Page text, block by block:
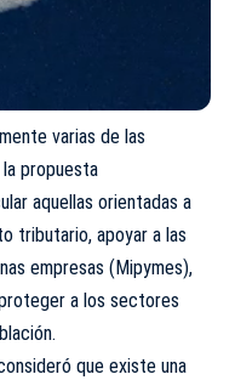
varias de las
propuesta
aquellas orientadas a
tributario, apoyar a las
empresas (Mipymes),
a los sectores
que existe una